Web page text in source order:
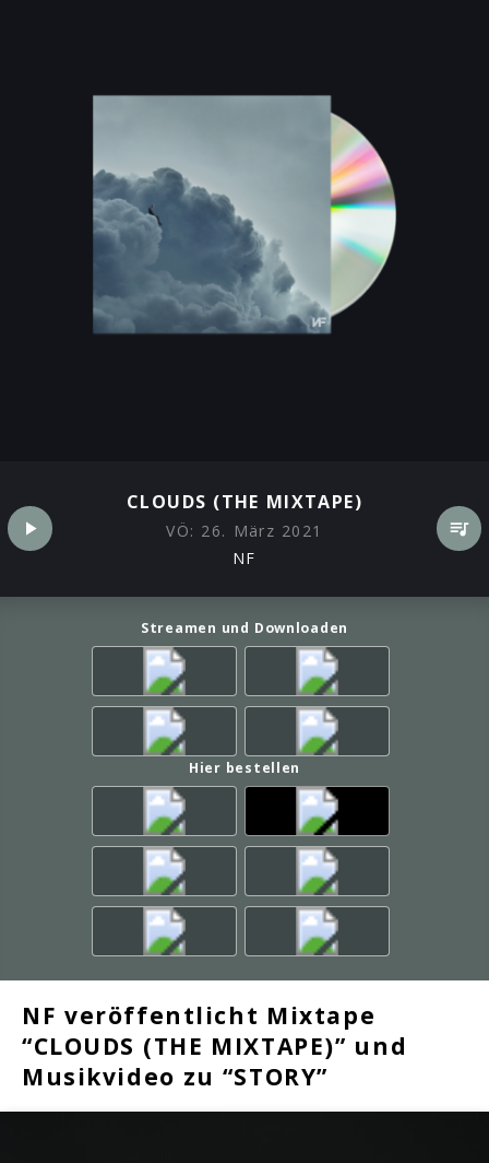
CLOUDS (THE MIXTAPE)
VÖ: 26. März 2021
NF
Streamen und Downloaden
Hier bestellen
NF veröffentlicht Mixtape
“CLOUDS (THE MIXTAPE)” und
Musikvideo zu “STORY”